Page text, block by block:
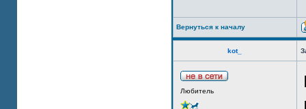
Вернуться к началу
kot_
Любитель